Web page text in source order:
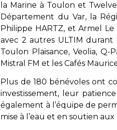
la Marine à Toulon et
Département du Var, la
Philippe HARTZ, et Armel
avec 2 autres ULTIM
Toulon Plaisance, Veolia, Q-
Mistral FM et les Cafés
Plus de 180 bénévoles ont
investissement, leur
également à l’équipe de
mise à l’eau et en soutien